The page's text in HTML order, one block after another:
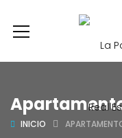
INICIO